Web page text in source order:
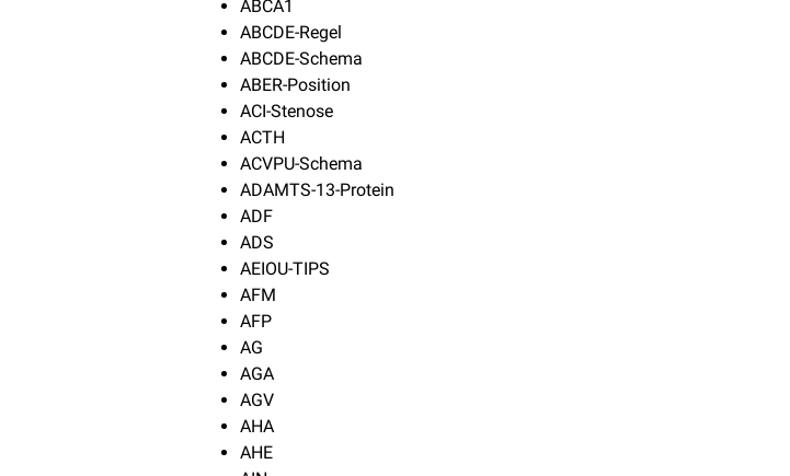
ABCA1
ABCDE-Regel
ABCDE-Schema
ABER-Position
ACI-Stenose
ACTH
ACVPU-Schema
ADAMTS-13-Protein
ADF
ADS
AEIOU-TIPS
AFM
AFP
AG
AGA
AGV
AHA
AHE